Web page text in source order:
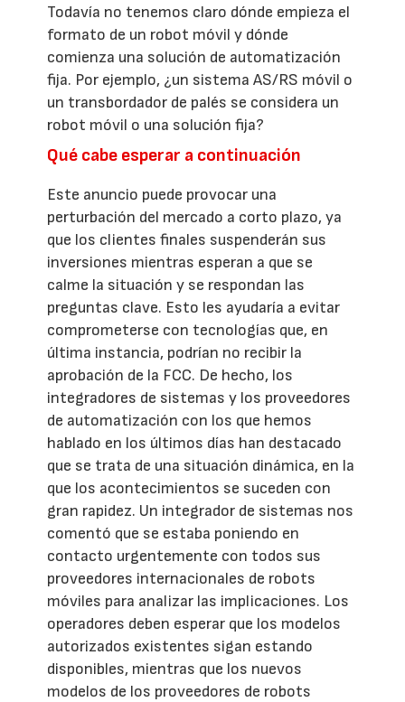
Todavía no tenemos claro dónde empieza el
formato de un robot móvil y dónde
comienza una solución de automatización
fija. Por ejemplo, ¿un sistema AS/RS móvil o
un transbordador de palés se considera un
robot móvil o una solución fija?
Qué cabe esperar a continuación
Este anuncio puede provocar una
perturbación del mercado a corto plazo, ya
que los clientes finales suspenderán sus
inversiones mientras esperan a que se
calme la situación y se respondan las
preguntas clave. Esto les ayudaría a evitar
comprometerse con tecnologías que, en
última instancia, podrían no recibir la
aprobación de la FCC. De hecho, los
integradores de sistemas y los proveedores
de automatización con los que hemos
hablado en los últimos días han destacado
que se trata de una situación dinámica, en la
que los acontecimientos se suceden con
gran rapidez. Un integrador de sistemas nos
comentó que se estaba poniendo en
contacto urgentemente con todos sus
proveedores internacionales de robots
móviles para analizar las implicaciones. Los
operadores deben esperar que los modelos
autorizados existentes sigan estando
disponibles, mientras que los nuevos
modelos de los proveedores de robots